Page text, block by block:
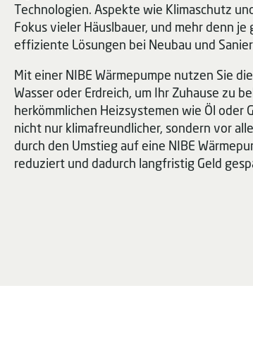
Technologien. Aspekte wie Klimaschutz
Fokus vieler Häuslbauer, und mehr denn
effiziente Lösungen bei Neubau und
Mit einer NIBE Wärmepumpe nutzen Sie
Wasser oder Erdreich, um Ihr Zuhause zu
herkömmlichen Heizsystemen wie Öl oder
nicht nur klimafreundlicher, sondern vor
durch den Umstieg auf eine NIBE
reduziert und dadurch langfristig Geld